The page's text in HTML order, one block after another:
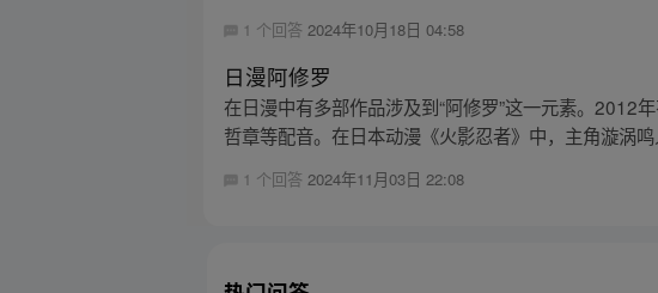
1 个回答 2024年10月18日 04:58
日漫阿修罗
在日漫中有多部作品涉及到“阿修罗”这一元素。2012
哲章等配音。在日本动漫《火影忍者》中，主角漩涡
1 个回答2024年11月03日 22:08